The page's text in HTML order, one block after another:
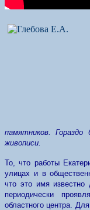
памятников.
живописи.
То, что работы
улицах и в
что это имя
периодически
областного центра.